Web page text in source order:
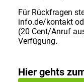
Für Rückfragen
info.de/kontakt
(20 Cent/Anruf
Verfügung.
Hier gehts